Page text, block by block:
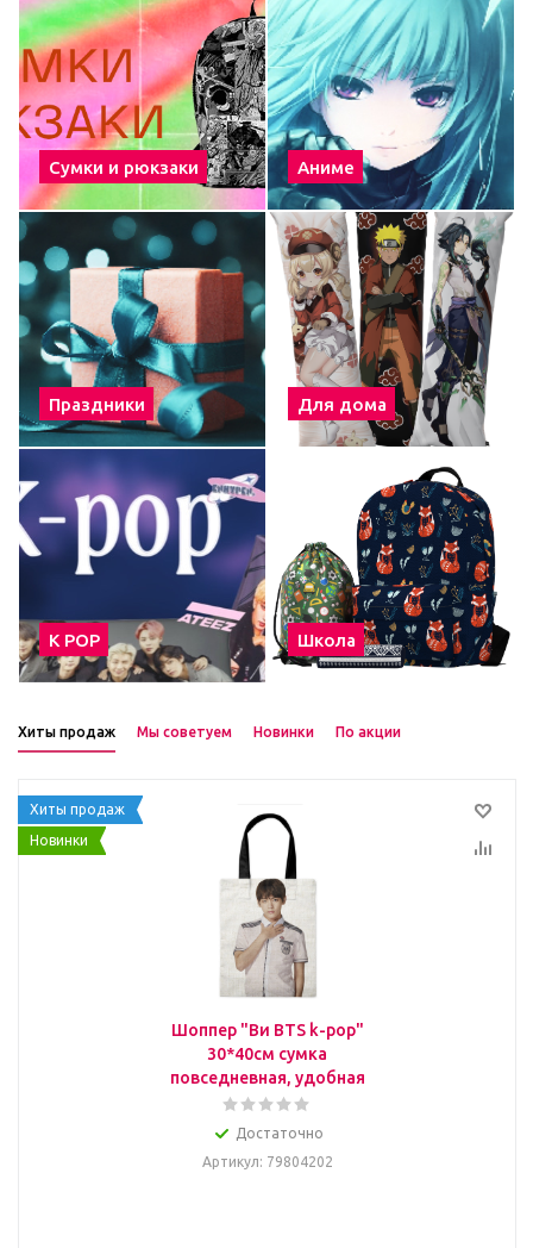
Сумки и рюкзаки Аниме
Праздники Для дома
К POP Школа
Хиты продаж Мы советуем Новинки По акции
Хиты продаж
Новинки
Шоппер "Ви BTS k-pop"
30*40см сумка
повседневная, удобная
Достаточно
Артикул: 79804202